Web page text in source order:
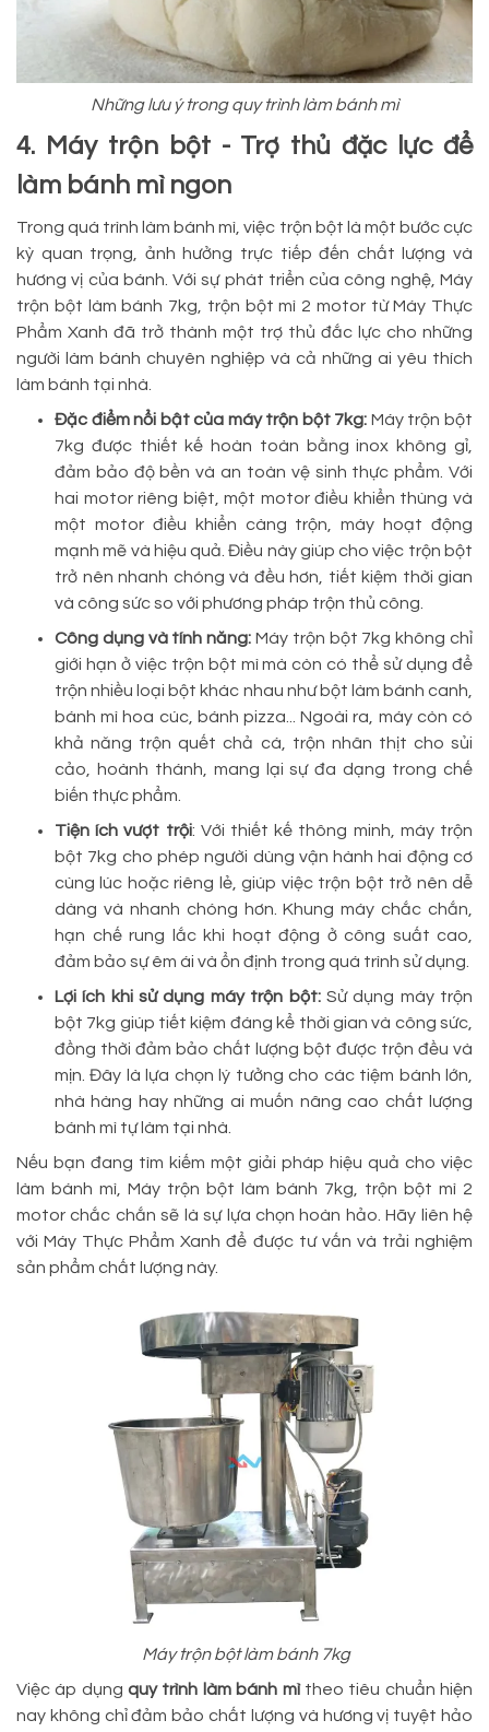
Những lưu ý trong quy trình làm bánh mì
4. Máy trộn bột - Trợ thủ đặc lực để
làm bánh mì ngon
Trong quá trình làm bánh mì, việc trộn bột là một bước cực
kỳ quan trọng, ảnh hưởng trực tiếp đến chất lượng và
hương vị của bánh. Với sự phát triển của công nghệ, Máy
trộn bột làm bánh 7kg, trộn bột mì 2 motor từ Máy Thực
Phẩm Xanh đã trở thành một trợ thủ đắc lực cho những
người làm bánh chuyên nghiệp và cả những ai yêu thích
làm bánh tại nhà.
Đặc điểm nổi bật của máy trộn bột 7kg: Máy trộn bột
7kg được thiết kế hoàn toàn bằng inox không gỉ,
đảm bảo độ bền và an toàn vệ sinh thực phẩm. Với
hai motor riêng biệt, một motor điều khiển thùng và
một motor điều khiển càng trộn, máy hoạt động
mạnh mẽ và hiệu quả. Điều này giúp cho việc trộn bột
trở nên nhanh chóng và đều hơn, tiết kiệm thời gian
và công sức so với phương pháp trộn thủ công.
Công dụng và tính năng: Máy trộn bột 7kg không chỉ
giới hạn ở việc trộn bột mì mà còn có thể sử dụng để
trộn nhiều loại bột khác nhau như bột làm bánh canh,
bánh mì hoa cúc, bánh pizza... Ngoài ra, máy còn có
khả năng trộn quết chả cá, trộn nhân thịt cho sủi
cảo, hoành thánh, mang lại sự đa dạng trong chế
biến thực phẩm.
Tiện ích vượt trội: Với thiết kế thông minh, máy trộn
bột 7kg cho phép người dùng vận hành hai động cơ
cùng lúc hoặc riêng lẻ, giúp việc trộn bột trở nên dễ
dàng và nhanh chóng hơn. Khung máy chắc chắn,
hạn chế rung lắc khi hoạt động ở công suất cao,
đảm bảo sự êm ái và ổn định trong quá trình sử dụng.
Lợi ích khi sử dụng máy trộn bột: Sử dụng máy trộn
bột 7kg giúp tiết kiệm đáng kể thời gian và công sức,
đồng thời đảm bảo chất lượng bột được trộn đều và
mịn. Đây là lựa chọn lý tưởng cho các tiệm bánh lớn,
nhà hàng hay những ai muốn nâng cao chất lượng
bánh mì tự làm tại nhà.
Nếu bạn đang tìm kiếm một giải pháp hiệu quả cho việc
làm bánh mì, Máy trộn bột làm bánh 7kg, trộn bột mì 2
motor chắc chắn sẽ là sự lựa chọn hoàn hảo. Hãy liên hệ
với Máy Thực Phẩm Xanh để được tư vấn và trải nghiệm
sản phẩm chất lượng này.
Máy trộn bột làm bánh 7kg
Việc áp dụngquy trình làm bánh mì theo tiêu chuẩn hiện
nay không chỉ đảm bảo chất lượng và hương vị tuyệt hảo